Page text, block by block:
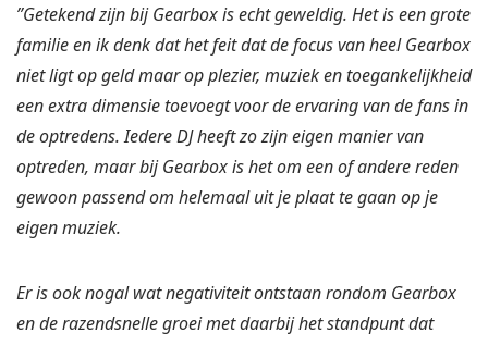
”Getekend zijn bij Gearbox is echt geweldig. Het is een grote
familie en ik denk dat het feit dat de focus van heel Gearbox
niet ligt op geld maar op plezier, muziek en toegankelijkheid
een extra dimensie toevoegt voor de ervaring van de fans in
de optredens. Iedere DJ heeft zo zijn eigen manier van
optreden, maar bij Gearbox is het om een of andere reden
gewoon passend om helemaal uit je plaat te gaan op je
eigen muziek.
Er is ook nogal wat negativiteit ontstaan rondom Gearbox
en de razendsnelle groei met daarbij het standpunt dat